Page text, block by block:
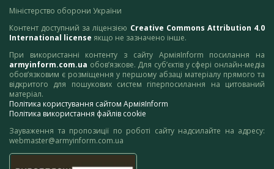
Міністерство оборони України
Контент доступний за ліцензією Creative Commons Attribution 4.0
International license якщо не зазначено інше.
При використанні контенту з сайту АрміяInform посилання на
armyinform.com.ua обов’язкове. Для суб’єктів у сфері онлайн-медіа
обов’язковим є розміщення у першому абзаці матеріалу прямого та
відкритого для пошукових систем гіперпосилання на цитований
матеріал.
Політика користування сайтом АрміяInform
Політика використання файлів cookie
Зауваження та пропозиції по роботі сайту надсилайте на адресу:
webmaster@armyinform.com.ua